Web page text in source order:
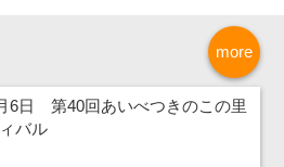
more
6日 第40回あいべつきのこの里
バル